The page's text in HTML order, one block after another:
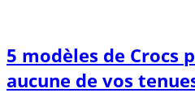
5 modèles de Crocs
aucune de vos